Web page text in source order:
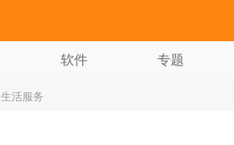
软件 专题
生活服务